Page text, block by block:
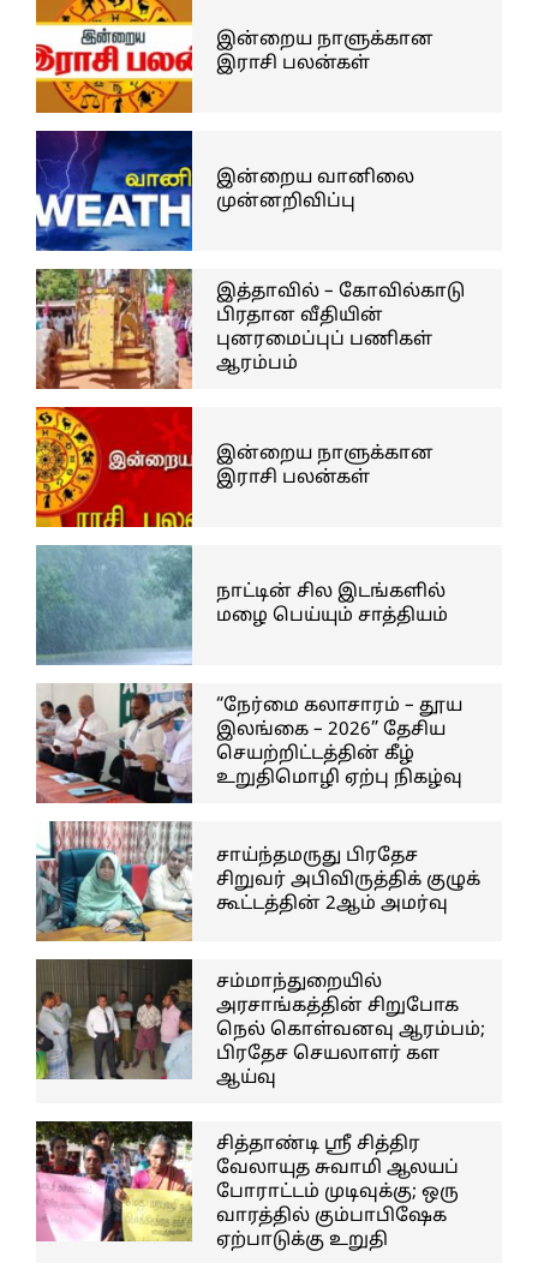
இன்றைய நாளுக்கான
இராசி பலன்கள்
இன்றைய வானிலை
முன்னறிவிப்பு
இத்தாவில் – கோவில்காடு
பிரதான வீதியின்
புனரமைப்புப் பணிகள்
ஆரம்பம்
இன்றைய நாளுக்கான
இராசி பலன்கள்
நாட்டின் சில இடங்களில்
மழை பெய்யும் சாத்தியம்
“நேர்மை கலாசாரம் – தூய
இலங்கை – 2026” தேசிய
செயற்றிட்டத்தின் கீழ்
உறுதிமொழி ஏற்பு நிகழ்வு
சாய்ந்தமருது பிரதேச
சிறுவர் அபிவிருத்திக் குழுக்
கூட்டத்தின் 2ஆம் அமர்வு
சம்மாந்துறையில்
அரசாங்கத்தின் சிறுபோக
நெல் கொள்வனவு ஆரம்பம்;
பிரதேச செயலாளர் கள
ஆய்வு
சித்தாண்டி ஸ்ரீ சித்திர
வேலாயுத சுவாமி ஆலயப்
போராட்டம் முடிவுக்கு; ஒரு
வாரத்தில் கும்பாபிஷேக
ஏற்பாடுக்கு உறுதி